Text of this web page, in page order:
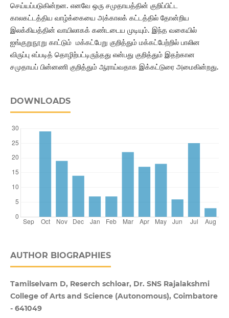
செய்யப்படுகின்றன. எனவே ஒரு சமுதாயத்தின் குறிப்பிட்ட
காலகட்டத்திய வாழ்க்கையை அக்காலக் கட்டத்தில் தோன்றிய
இலக்கியத்தின் வாயிலாகக் கண்டடைய முடியும். இந்த வகையில்
ஐங்குறுநூறு காட்டும் மக்கட்பேறு குறித்தும் மக்கட்பேற்றில் பாலின
விருப்பு எப்படித் தொழிற்பட்டிருந்தது என்பது குறித்தும் இதற்கான
சமுதாயப் பின்னணி குறித்தும் ஆராய்வதாக இக்கட்டுரை அமைகின்றது.
DOWNLOADS
AUTHOR BIOGRAPHIES
Tamilselvam D, Reserch schloar, Dr. SNS Rajalakshmi
College of Arts and Science (Autonomous), Coimbatore
- 641049